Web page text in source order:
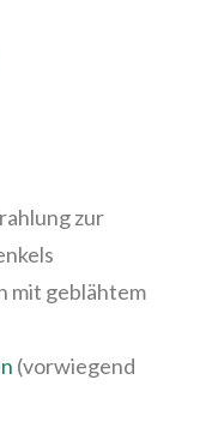
zur
mit geblähtem
(vorwiegend